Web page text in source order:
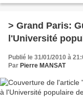
> Grand Paris:
l'Université
Publié le 31/01/2010 à
Par Pierre MANSAT